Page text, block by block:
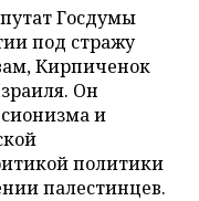
Госдумы
под стражу
Кирпиченок
Он
и
политики
палестинцев.